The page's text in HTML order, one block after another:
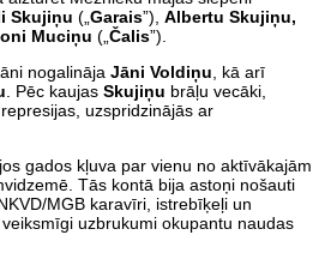
Skujiņu („ Garais”), Albertu Skujiņu,
Muciņu („ Čalis”).
nogalināja Jāni Voldiņu , kā arī
. Pēc kaujas Skujiņu brāļu vecāki,
uzspridzinājās ar
gados kļuva par vienu no aktīvākajām
Tās kontā bija astoņi nošauti
MGB karavīri, istrebīķeļi un
uzbrukumi okupantu naudas